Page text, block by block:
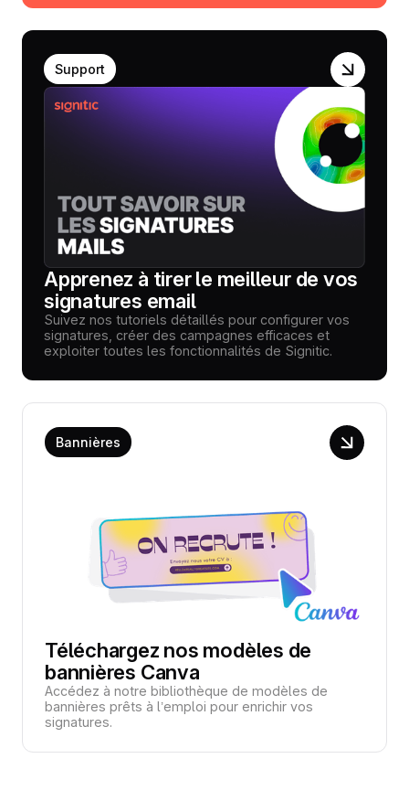
Support
Apprenez à tirer le meilleur de vos
signatures email
Suivez nos tutoriels détaillés pour configurer vos
signatures, créer des campagnes efficaces et
exploiter toutes les fonctionnalités de Signitic.
Bannières
Téléchargez nos modèles de
bannières Canva
Accédez à notre bibliothèque de modèles de
bannières prêts à l’emploi pour enrichir vos
signatures.